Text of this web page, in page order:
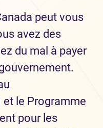
peut vous
avez des
du mal à payer
le Programme
pour les